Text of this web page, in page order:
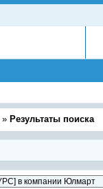
» Результаты поиска